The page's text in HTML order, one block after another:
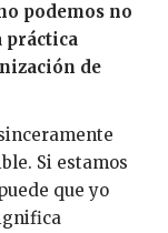
podemos no
práctica
de
Si estamos
que yo